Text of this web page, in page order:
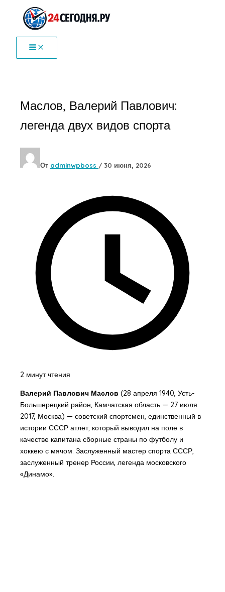
Перейти
содержимому
Маслов, Валерий Павлович:
легенда двух видов спорта
От adminwpboss / 30 июня, 2026
2 минут чтения
Валерий Павлович Маслов (28 апреля 1940, Усть-
Большерецкий район, Камчатская область — 27 июля
2017, Москва) — советский спортсмен, единственный в
истории СССР атлет, который выводил на поле в
качестве капитана сборные страны по футболу и
хоккею с мячом. Заслуженный мастер спорта СССР,
заслуженный тренер России, легенда московского
«Динамо».